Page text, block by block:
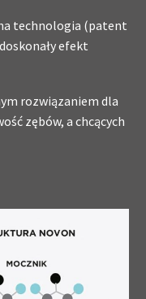
technologia (patent
efekt
rozwiązaniem dla
zębów, a chcących